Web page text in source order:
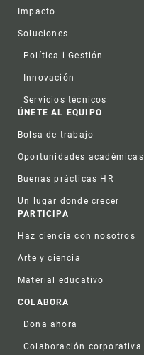
Impacto
Soluciones
Política i Gestión
Innovación
Servicios técnicos
ÚNETE AL EQUIPO
Bolsa de trabajo
Oportunidades académicas
Buenas prácticas HR
Un lugar donde crecer
PARTICIPA
Haz ciencia con nosotros
Arte y ciencia
Material educativo
COLABORA
Dona ahora
Colaboración corporativa